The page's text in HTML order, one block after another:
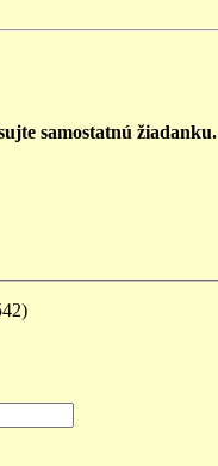
samostatnú žiadanku.